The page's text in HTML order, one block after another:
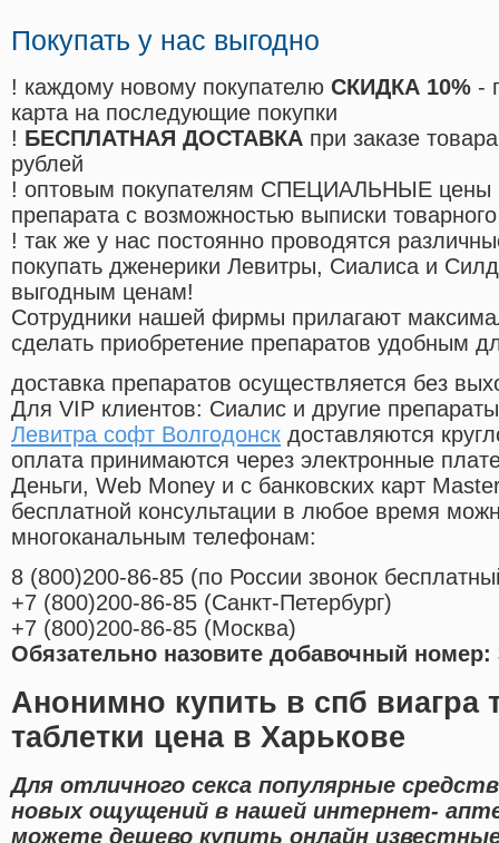
Покупать у нас выгодно
! каждому новому покупателю СКИДКА 10% -
карта на последующие покупки
! БЕСПЛАТНАЯ ДОСТАВКА при заказе
рублей
! оптовым покупателям СПЕЦИАЛЬНЫЕ цены
препарата с возможностью выписки
! так же у нас постоянно проводятся
покупать дженерики Левитры, Сиалиса и
выгодным ценам!
Cотрудники нашей фирмы прилагают
сделать приобретение препаратов удобным
доставка препаратов осуществляется без
Для VIP клиентов: Сиалис и другие
Левитра софт Волгодонск доставляются
оплата принимаются через электронные
Деньги, Web Money и с банковских карт
бесплатной консультации в любое время
многоканальным телефонам:
8 (800)200-86-85 (по России звонок
+7 (800)200-86-85 (Санкт-Петербург)
+7 (800)200-86-85 (Москва)
Обязательно назовите добавочный номер:
Анонимно купить в спб виагра
таблетки цена в Харькове
Для отличного секса популярные
новых ощущений в нашей интернет-
можете дешево купить онлайн